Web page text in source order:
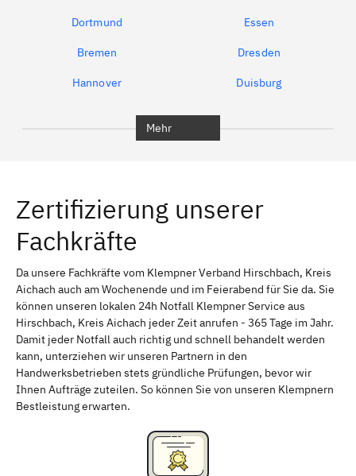
Dortmund Essen
Bremen Dresden
Hannover Duisburg
Erlangen Bamberg
Bayreuth
Schweinfurt Passau
Freising Rudelsdorf, Mittelfranken
Mehr
Zertifizierung unserer
Fachkräfte
Da unsere Fachkräfte vom Klempner Verband Hirschbach, Kreis
Aichach auch am Wochenende und im Feierabend für Sie da. Sie
können unseren lokalen 24h Notfall Klempner Service aus
Hirschbach, Kreis Aichach jeder Zeit anrufen - 365 Tage im Jahr.
Damit jeder Notfall auch richtig und schnell behandelt werden
kann, unterziehen wir unseren Partnern in den
Handwerksbetrieben stets gründliche Prüfungen, bevor wir
Ihnen Aufträge zuteilen. So können Sie von unseren Klempnern
Bestleistung erwarten.